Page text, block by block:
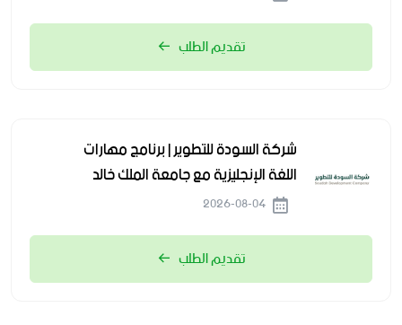
تقديم الطلب
شركة السودة للتطوير | برنامج مهارات
اللغة الإنجليزية مع جامعة الملك خالد
تقديم الطلب